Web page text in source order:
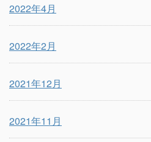
2022年4月
2022年2月
2021年12月
2021年11月